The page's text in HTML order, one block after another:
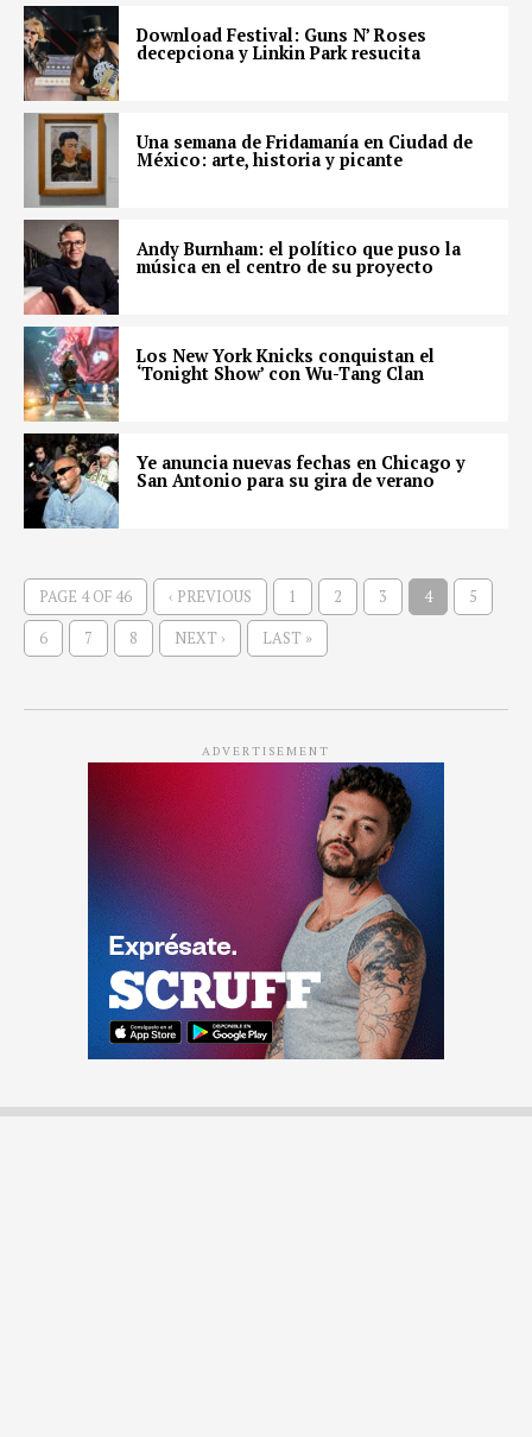
Download Festival: Guns N’ Roses
decepciona y Linkin Park resucita
Una semana de Fridamanía en Ciudad de
México: arte, historia y picante
Andy Burnham: el político que puso la
música en el centro de su proyecto
Los New York Knicks conquistan el
‘Tonight Show’ con Wu-Tang Clan
Ye anuncia nuevas fechas en Chicago y
San Antonio para su gira de verano
PAGE 4 OF 46 ‹ PREVIOUS 1 2 3 4 5
6 7 8 NEXT › LAST »
ADVERTISEMENT